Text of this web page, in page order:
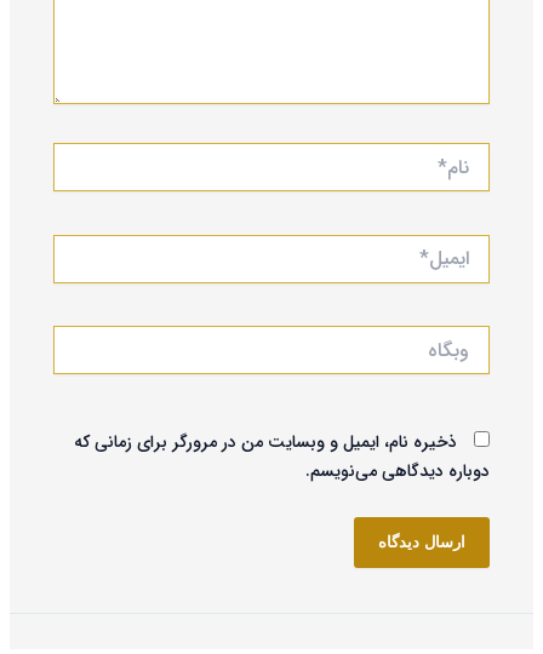
ایمیل*
ذخیره نام، ایمیل و وبسایت من در مرورگر برای زمانی که
دوباره دیدگاهی می‌نویسم.